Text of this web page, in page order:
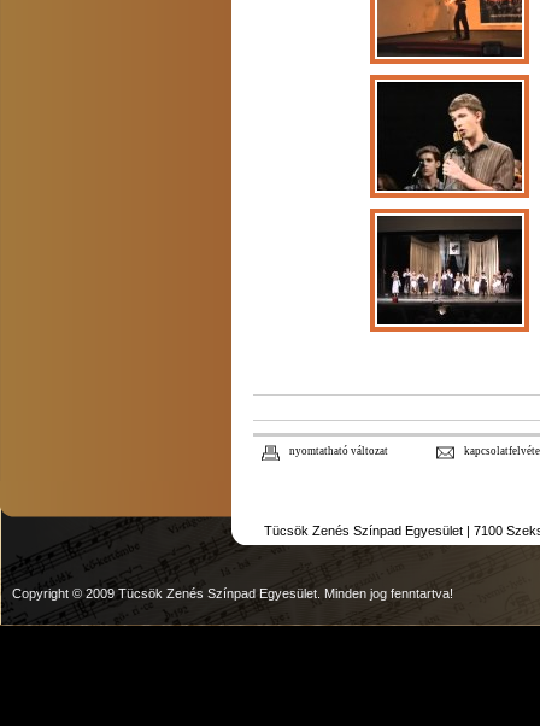
nyomtatható változat
Tücsök Zenés Színpad Egyesület | 7100
Copyright © 2009 Tücsök Zenés Színpad Egyesület. Minden jog fenntartva!